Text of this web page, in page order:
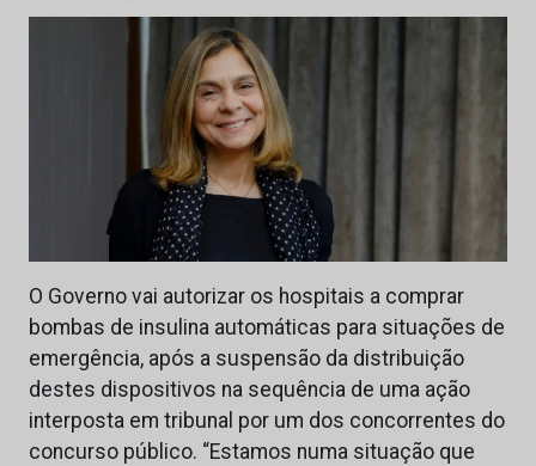
O Governo vai autorizar os hospitais a comprar
bombas de insulina automáticas para situações de
emergência, após a suspensão da distribuição
destes dispositivos na sequência de uma ação
interposta em tribunal por um dos concorrentes do
concurso público. “Estamos numa situação que